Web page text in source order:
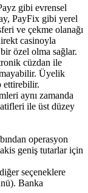
gibi evrensel
PayFix gibi yerel
ve çekme olanağı
casinoyla
özel olma sağlar.
cüzdan ile
Üyelik
ettirebilir.
aynı zamanda
ile üst düzey
operasyon
geniş tutarlar için
seçeneklere
Banka